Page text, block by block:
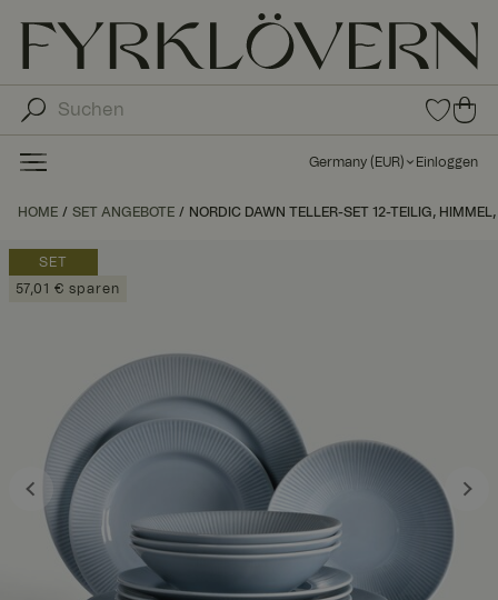
0
Arti
in
orit
0
Art
ike
de
Germany ( EUR) Einloggen
HOME SET ANGEBOTE NORDIC DAWN TELLER-SET 12-TEILIG, HIMMEL,
SET
57,01 € sparen